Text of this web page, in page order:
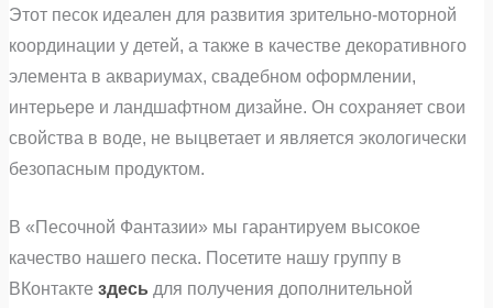
Этот песок идеален для развития зрительно-моторной
координации у детей, а также в качестве декоративного
элемента в аквариумах, свадебном оформлении,
интерьере и ландшафтном дизайне. Он сохраняет свои
свойства в воде, не выцветает и является экологически
безопасным продуктом.
В «Песочной Фантазии» мы гарантируем высокое
качество нашего песка. Посетите нашу группу в
ВКонтактездесь для получения дополнительной